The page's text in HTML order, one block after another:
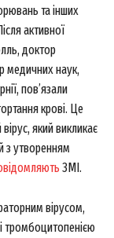
та інших
активної
доктор
медичних наук,
пов’язали
крові. Це
який викликає
з утворенням
ЗМІ.
вірусом,
тромбоцитопенією